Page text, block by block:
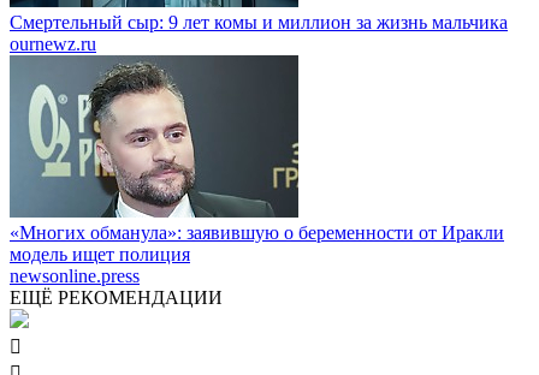
Смертельный сыр: 9 лет комы и миллион за жизнь мальчика
ournewz.ru
«Многих обманула»: заявившую о беременности от Иракли
модель ищет полиция
newsonline.press
ЕЩЁ РЕКОМЕНДАЦИИ
